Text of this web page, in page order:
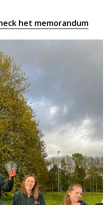
het memorandum